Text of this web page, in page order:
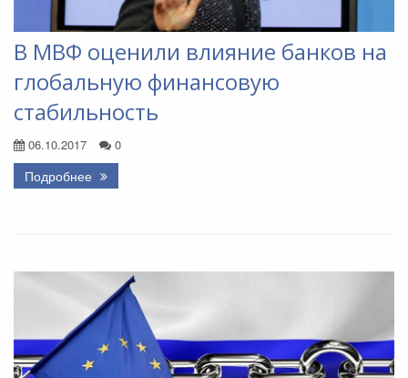
В МВФ оценили влияние банков на
глобальную финансовую
стабильность
06.10.2017 0
Подробнее